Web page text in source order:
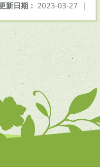
新日期： 2023-03-27 |